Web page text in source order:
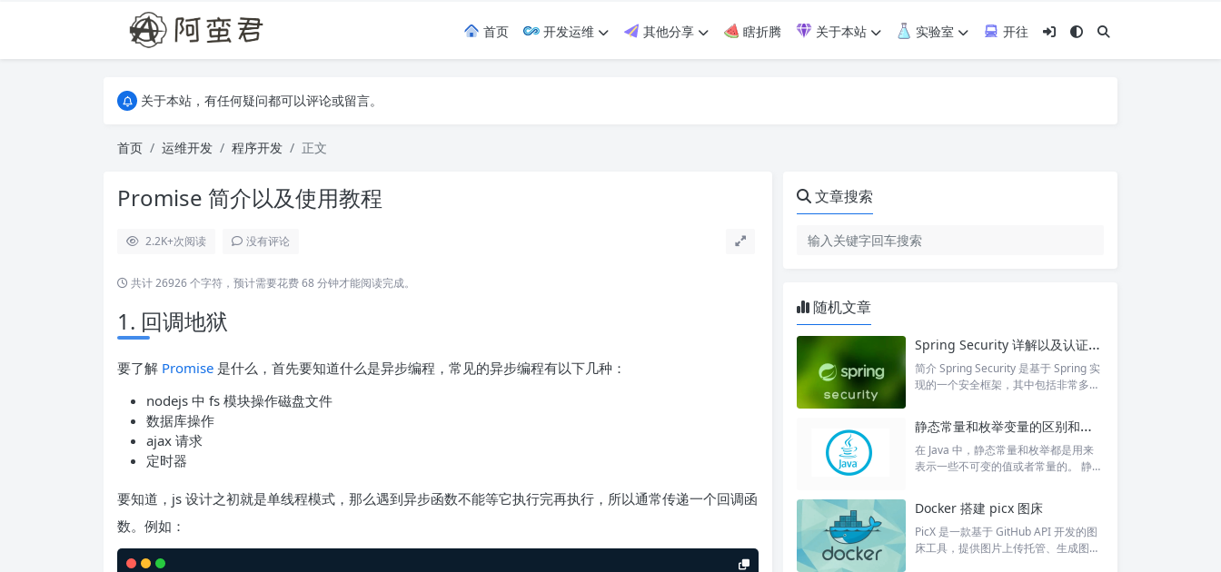
首页 开发运维 其他分享 瞎折腾 关于本站 实验室
开往
关于本站，有任何疑问都可以评论或留言。
关于本站，有任何疑问都可以评论或留言。
首页
运维开发 程序开发 正文
Promise 简介以及使用教程
2.2K+次阅读 没有评论
共计 26926 个字符，预计需要花费 68 分钟才能阅读完成。
1. 回调地狱
要了解 Promise 是什么，首先要知道什么是异步编程，常见的异步编程有以下几种：
nodejs 中 fs 模块操作磁盘文件
数据库操作
ajax 请求
定时器
要知道，js 设计之初就是单线程模式，那么遇到异步函数不能等它执行完再执行，所以通常传递一个回调函
数。例如：
文章搜索
随机文章
Spring Security 详解以及认证过程
简介 Spring Security 是基于 Spring 实
现的一个安全框架，其中包括非常多的
等功能。 过滤器链 Spring Security 常
用的过滤器有15个，如下图所示： 在 F
ilterChainProxy 类中的 doFilterIntern
al 方法打断点可以看见。 1.org.springf
静态常量和枚举变量的区别和联系
在 Java 中，静态常量和枚举都是用来
表示一些不可变的值或者常量的。 静态
义的，在程序运行期间其值不可修改。
静态常量通常作为全局常量使用，例
如： public class ResultCode { public
static final int OK_CODE = 200; public
Docker 搭建 picx 图床
PicX 是一款基于 GitHub API 开发的图
床工具，提供图片上传托管、生成图片